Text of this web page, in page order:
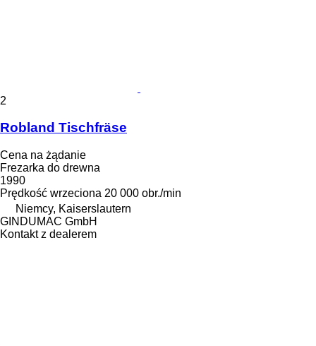
2
Robland Tischfräse
Cena na żądanie
Frezarka do drewna
1990
Prędkość wrzeciona 20 000 obr./min
Niemcy, Kaiserslautern
GINDUMAC GmbH
Kontakt z dealerem